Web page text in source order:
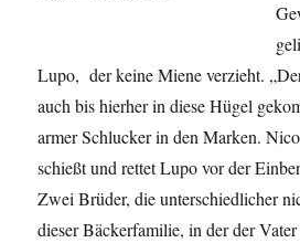
Lupo, der keine Miene verzieht.
auch bis hierher in diese Hügel
armer Schlucker in den Marken.
schießt und rettet Lupo vor der
Zwei Brüder, die unterschiedlicher
dieser Bäckerfamilie, in der der